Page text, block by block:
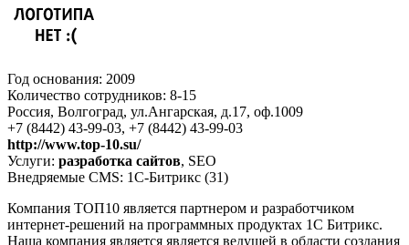
Год основания: 2009
Количество сотрудников: 8-15
Россия, Волгоград, ул.Ангарская, д.17, оф.1009
+7 (8442) 43-99-03, +7 (8442) 43-99-03
http://www.top-10.su/
Услуги: разработка сайтов, SEO
Внедряемые CMS: 1С-Битрикс (31)
Компания ТОП10 является партнером и разработчиком
интернет-решений на программных продуктах 1С Битрикс.
Наша компания является является ведущей в области создания